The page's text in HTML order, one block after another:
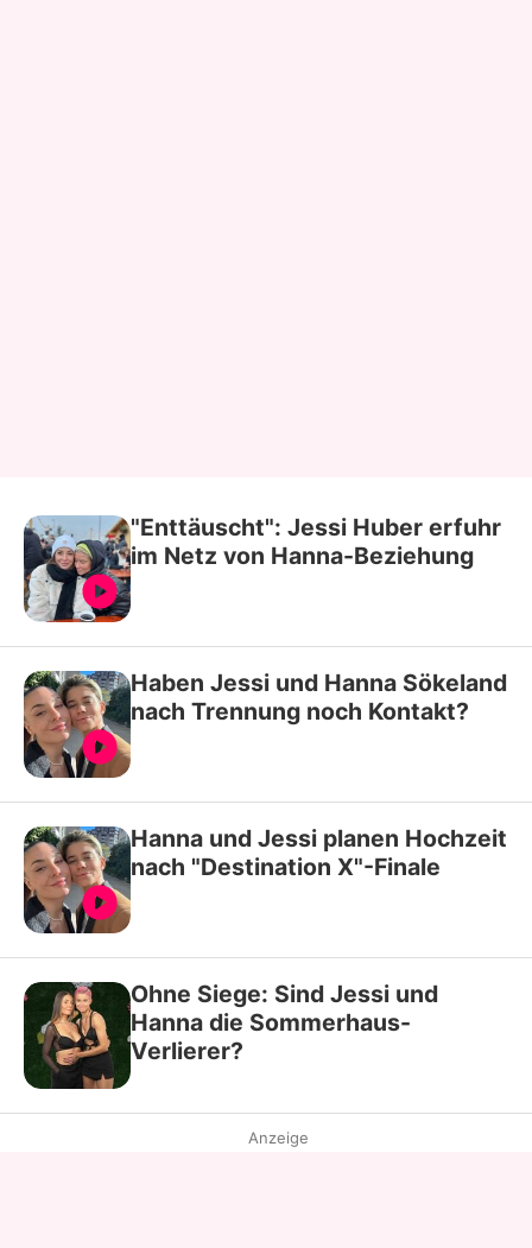
"Enttäuscht": Jessi Huber erfuhr
im Netz von Hanna-Beziehung
Haben Jessi und Hanna Sökeland
nach Trennung noch Kontakt?
Hanna und Jessi planen Hochzeit
nach "Destination X"-Finale
Ohne Siege: Sind Jessi und
Hanna die Sommerhaus-
Verlierer?
Anzeige